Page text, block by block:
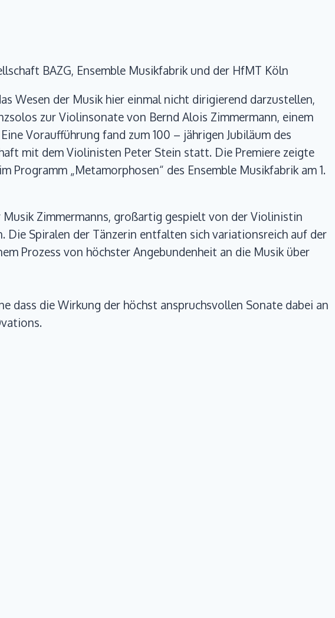
BAZG, Ensemble Musikfabrik und der HfMT Köln
Wesen der Musik hier einmal nicht dirigierend darzustellen,
zur Violinsonate von Bernd Alois Zimmermann, einem
Voraufführung fand zum 100 – jährigen Jubiläum des
mit dem Violinisten Peter Stein statt. Die Premiere zeigte
„Metamorphosen“ des Ensemble Musikfabrik am 1.
Zimmermanns, großartig gespielt von der Violinistin
Die Spiralen der Tänzerin entfalten sich variationsreich auf der
Prozess von höchster Angebundenheit an die Musik über
dass die Wirkung der höchst anspruchsvollen Sonate dabei an